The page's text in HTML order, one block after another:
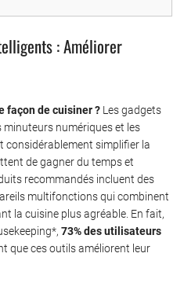
: Améliorer
façon de cuisiner ? Les gadgets
minuteurs numériques et les
considérablement simplifier la
de gagner du temps et
recommandés incluent des
multifonctions qui combinent
la cuisine plus agréable. En fait,
73% des utilisateurs
que ces outils améliorent leur